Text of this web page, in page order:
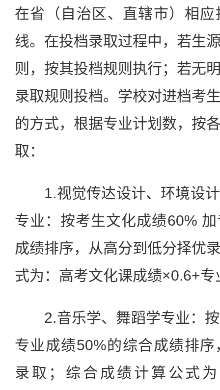
在省（自治区、直辖市）相
线。在投档录取过程中，若生
则，按其投档规则执行；若无
录取规则投档。学校对进档考
的方式，根据专业计划数，按
取：
1.视觉传达设计、环境设计
专业：按考生文化成绩60%
成绩排序，从高分到低分择优
式为：高考文化课成绩×0.6+
2.音乐学、舞蹈学专业：按
专业成绩50%的综合成绩排
录取；综合成绩计算公式